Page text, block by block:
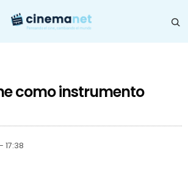
como instrumento
17:38